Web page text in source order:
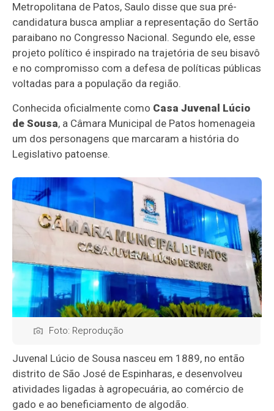
Metropolitana de Patos, Saulo disse que sua pré-
candidatura busca ampliar a representação do Sertão
paraibano no Congresso Nacional. Segundo ele, esse
projeto político é inspirado na trajetória de seu bisavô
e no compromisso com a defesa de políticas públicas
voltadas para a população da região.
Conhecida oficialmente como Casa Juvenal Lúcio
de Sousa, a Câmara Municipal de Patos homenageia
um dos personagens que marcaram a história do
Legislativo patoense.
Foto: Reprodução
Juvenal Lúcio de Sousa nasceu em 1889, no então
distrito de São José de Espinharas, e desenvolveu
atividades ligadas à agropecuária, ao comércio de
gado e ao beneficiamento de algodão.